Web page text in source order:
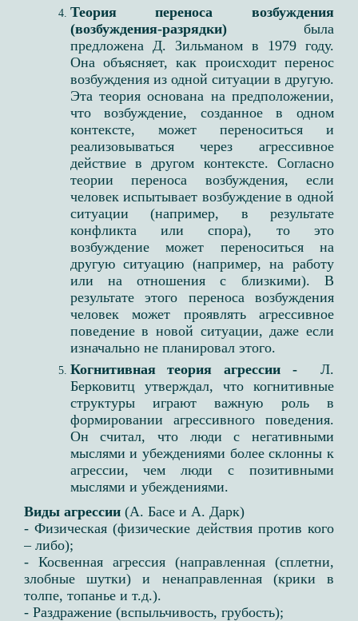
Теория переноса возбуждения
(возбуждения-разрядки)была
предложена Д. Зильманом в 1979 году.
Она объясняет, как происходит перенос
возбуждения из одной ситуации в другую.
Эта теория основана на предположении,
что возбуждение, созданное в одном
контексте, может переноситься и
реализовываться через агрессивное
действие в другом контексте. Согласно
теории переноса возбуждения, если
человек испытывает возбуждение в одной
ситуации (например, в результате
конфликта или спора), то это
возбуждение может переноситься на
другую ситуацию (например, на работу
или на отношения с близкими). В
результате этого переноса возбуждения
человек может проявлять агрессивное
поведение в новой ситуации, даже если
изначально не планировал этого.
Когнитивная теория агрессии - Л.
Берковитц утверждал, что когнитивные
структуры играют важную роль в
формировании агрессивного поведения.
Он считал, что люди с негативными
мыслями и убеждениями более склонны к
агрессии, чем люди с позитивными
мыслями и убеждениями.
Виды агрессии (А. Басе и А. Дарк)
- Физическая (физические действия против кого
– либо);​
- Косвенная агрессия (направленная (сплетни,
злобные шутки) и ненаправленная (крики в
толпе, топанье и т.д.).​
- Раздражение (вспыльчивость, грубость)​;